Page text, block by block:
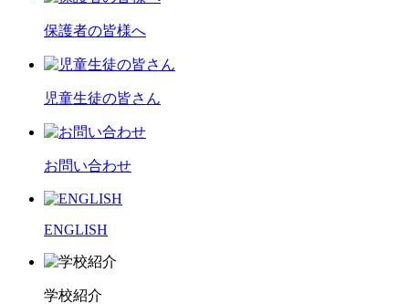
保護者の皆様へ
児童生徒の皆さん
お問い合わせ
ENGLISH
学校紹介